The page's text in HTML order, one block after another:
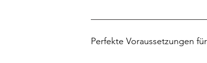
Perfekte Voraussetzungen für